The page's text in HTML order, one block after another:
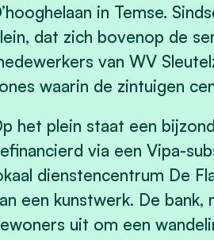
in Temse.
dat zich bovenop de
van WV
waarin de zintuigen
het plein staat een
via een Vipa-
dienstencentrum De
een kunstwerk. De
uit om een